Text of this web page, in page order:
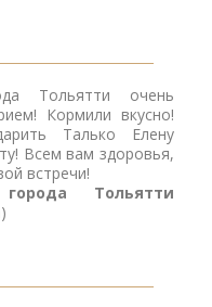
Тольятти очень
Кормили вкусно!
Талько Елену
Всем вам здоровья,
встречи!
Тольятти